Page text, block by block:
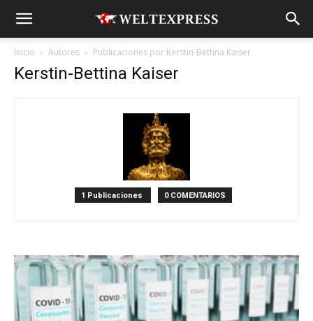
Inicio Autores Publicaciones por Kerstin-Bettina Kaiser
Kerstin-Bettina Kaiser
1 Publicaciones 0 COMENTARIOS